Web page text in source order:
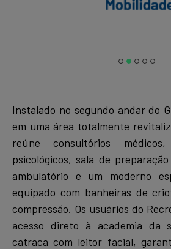
Instalado no segundo andar do
em uma área totalmente
reúne consultórios
psicológicos, sala de
ambulatório e um moderno
equipado com banheiras de
compressão. Os usuários do
acesso direto à academia da
catraca com leitor facial,